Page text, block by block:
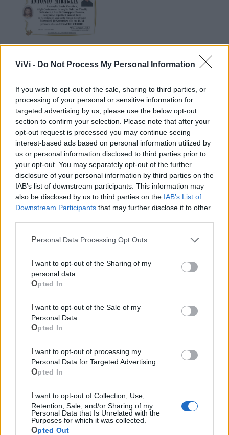
ViVi - Do Not Process My Personal Information
If you wish to opt-out of the sale, sharing to third parties, or
processing of your personal or sensitive information for
targeted advertising by us, please use the below opt-out
section to confirm your selection. Please note that after your
opt-out request is processed you may continue seeing
interest-based ads based on personal information utilized by
us or personal information disclosed to third parties prior to
your opt-out. You may separately opt-out of the further
disclosure of your personal information by third parties on the
IAB’s list of downstream participants. This information may
also be disclosed by us to third parties on the IAB’s List of
Downstream Participants that may further disclose it to other
Personal Data Processing Opt Outs
personal data.
Opted In
Personal Data.
Opted In
Personal Data for Targeted Advertising.
Opted In
Retention, Sale, and/or Sharing of my
Personal Data that Is Unrelated with the
Purposes for which it was collected.
Opted Out
0
Mondo CIA
Cia Agricoltori Italiani | Puglia - Area Due
Scopri tutte le notizie, gli eventi e la Web TV di Cia Puglia - Area
Le ultime notizie di Massafra